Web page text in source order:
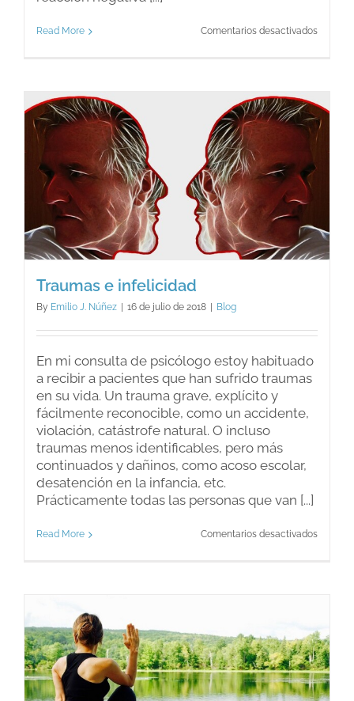
Read More Comentarios desactivadosen
Traumas e infelicidad
By Emilio J. Núñez 16 de julio de 2018 Blog
En mi consulta de psicólogo estoy habituado
a recibir a pacientes que han sufrido traumas
en su vida. Un trauma grave, explícito y
fácilmente reconocible, como un accidente,
violación, catástrofe natural. O incluso
traumas menos identificables, pero más
continuados y dañinos, como acoso escolar,
desatención en la infancia, etc.
Prácticamente todas las personas que van [...]
Read More Comentarios desactivadosen